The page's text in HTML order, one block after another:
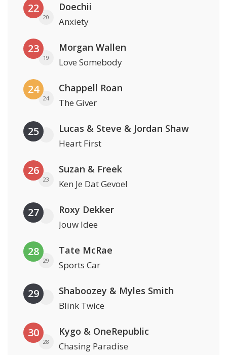
22
20
Doechii
Anxiety
23
19
Morgan Wallen
Love Somebody
24
24
Chappell Roan
The Giver
25 Lucas & Steve & Jordan Shaw
Heart First
26
23
Suzan & Freek
Ken Je Dat Gevoel
27 Roxy Dekker
Jouw Idee
28
29
Tate McRae
Sports Car
29 Shaboozey & Myles Smith
Blink Twice
30
28
Kygo & OneRepublic
Chasing Paradise